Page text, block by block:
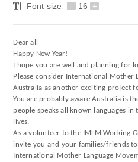
Font size
- 16 +
Dear all
Happy New Year!
I hope you are well and planning for
Please consider International Mother
Australia as another exciting project
You are probably aware Australia is
people speaks all known languages
lives.
As a volunteer to the IMLM Working
invite you and your families/friends
International Mother Language